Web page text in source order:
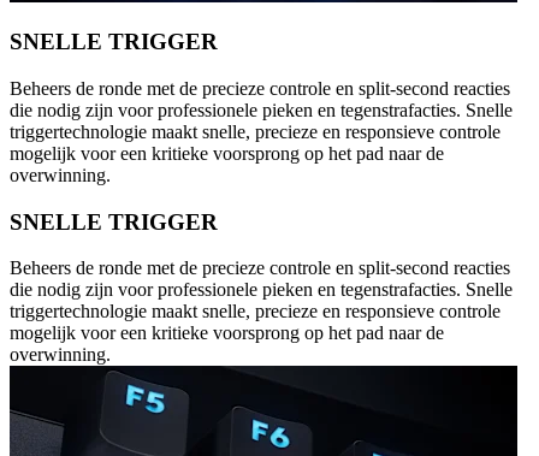
SNELLE TRIGGER
Beheers de ronde met de precieze controle en split-second reacties
die nodig zijn voor professionele pieken en tegenstrafacties. Snelle
triggertechnologie maakt snelle, precieze en responsieve controle
mogelijk voor een kritieke voorsprong op het pad naar de
overwinning.
SNELLE TRIGGER
Beheers de ronde met de precieze controle en split-second reacties
die nodig zijn voor professionele pieken en tegenstrafacties. Snelle
triggertechnologie maakt snelle, precieze en responsieve controle
mogelijk voor een kritieke voorsprong op het pad naar de
overwinning.